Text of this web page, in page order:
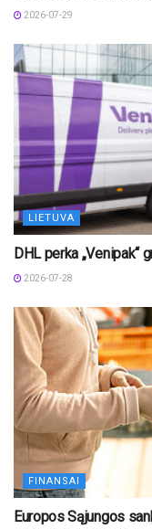
2026-07-29
LIETUVA
DHL perka „Venipak“
2026-07-28
FINANSAI
Europos Sąjungos